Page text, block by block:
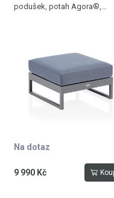
podušek, potah Agora®,
Na dotaz
9 990 Kč